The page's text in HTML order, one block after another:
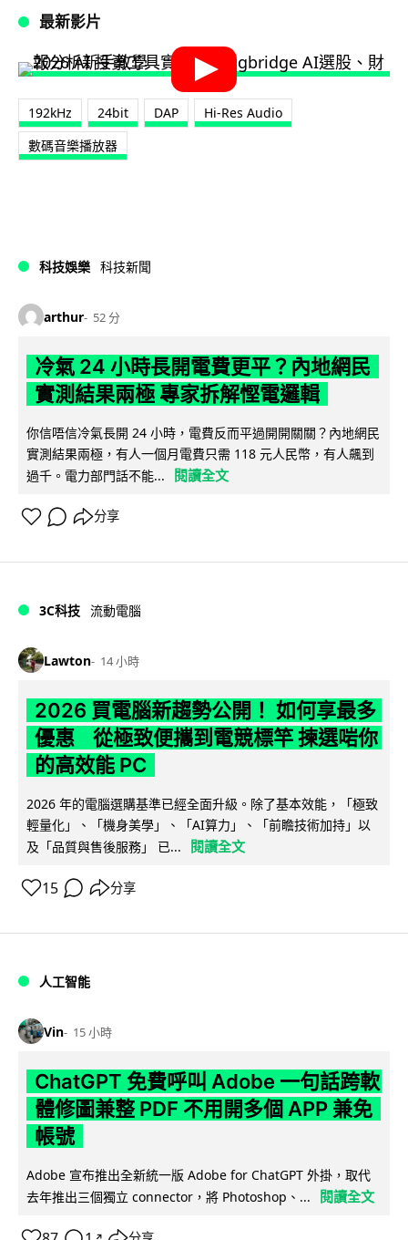
最新影片
192kHz 24bit DAP
Hi-Res Audio
數碼音樂播放器
科技娛樂 科技新聞
arthur 52 分
冷氣 24 小時長開電費更平？內地網民
實測結果兩極 專家拆解慳電邏輯
你信唔信冷氣長開 24 小時，電費反而平過開開關關？內地網民
實測結果兩極，有人一個月電費只需 118 元人民幣，有人飆到
過千。電力部門話不能...
閱讀全文
分享
3C科技 流動電腦
Lawton 14 小時
2026 買電腦新趨勢公開！ 如何享最多
優惠 從極致便攜到電競標竿 揀選啱你
的高效能 PC
2026 年的電腦選購基準已經全面升級。除了基本效能，「極致
輕量化」、「機身美學」、「AI算力」、「前瞻技術加持」以
及「品質與售後服務」 已...
閱讀全文
15 分享
人工智能
Vin 15 小時
ChatGPT 免費呼叫 Adobe 一句話跨軟
體修圖兼整 PDF 不用開多個 APP 兼免
帳號
Adobe 宣布推出全新統一版 Adobe for ChatGPT 外掛，取代
去年推出三個獨立 connector，將 Photoshop、...
閱讀全文
↗